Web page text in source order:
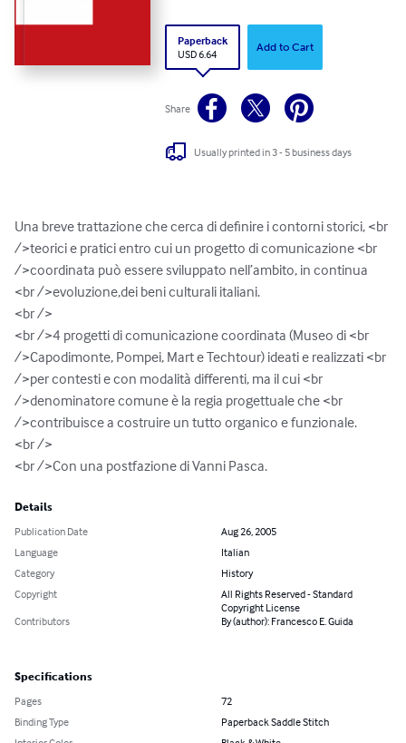
Paperback
USD 6.64
Add to Cart
Share
Usually printed in 3 - 5 business days
Una breve trattazione che cerca di definire i contorni storici, <br
/>teorici e pratici entro cui un progetto di comunicazione <br
/>coordinata può essere sviluppato nell’ambito, in continua
<br />evoluzione,dei beni culturali italiani.
<br />
<br />4 progetti di comunicazione coordinata (Museo di <br
/>Capodimonte, Pompei, Mart e Techtour) ideati e realizzati <br
/>per contesti e con modalità differenti, ma il cui <br
/>denominatore comune è la regia progettuale che <br
/>contribuisce a costruire un tutto organico e funzionale.
<br />
<br />Con una postfazione di Vanni Pasca.
Details
Publication Date
Aug 26, 2005
Language
Italian
Category
History
Copyright
All Rights Reserved - Standard
Copyright License
Contributors
By (author): Francesco E. Guida
Specifications
Pages
72
Binding Type
Paperback Saddle Stitch